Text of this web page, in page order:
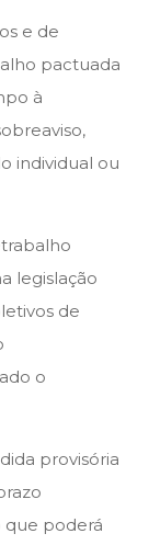
e de
pactuada
à
individual ou
legislação
de
o
provisória
que poderá